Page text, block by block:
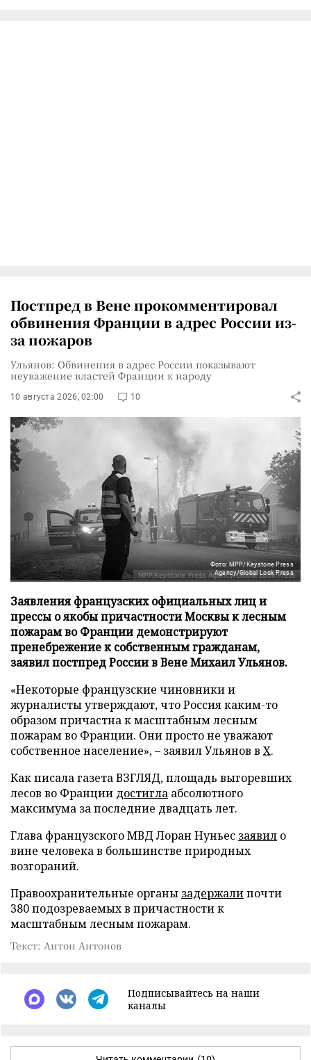
Постпред в Вене прокомментировал
обвинения Франции в адрес России из-
за пожаров
Ульянов: Обвинения в адрес России показывают
неуважение властей Франции к народу
10 августа 2026, 02:00 10
Фото: MPP/Keystone Press
Agency/Global Look Press
Заявления французских официальных лиц и
прессы о якобы причастности Москвы к лесным
пожарам во Франции демонстрируют
пренебрежение к собственным гражданам,
заявил постпред России в Вене Михаил Ульянов.
«Некоторые французские чиновники и
журналисты утверждают, что Россия каким-то
образом причастна к масштабным лесным
пожарам во Франции. Они просто не уважают
собственное население», – заявил Ульянов в X.
Как писала газета ВЗГЛЯД, площадь выгоревших
лесов во Франции достигла абсолютного
максимума за последние двадцать лет.
Глава французского МВД Лоран Нуньес заявил о
вине человека в большинстве природных
возгораний.
Правоохранительные органы задержалипочти
380 подозреваемых в причастности к
масштабным лесным пожарам.
Текст: Антон Антонов
Подписывайтесь на наши
каналы